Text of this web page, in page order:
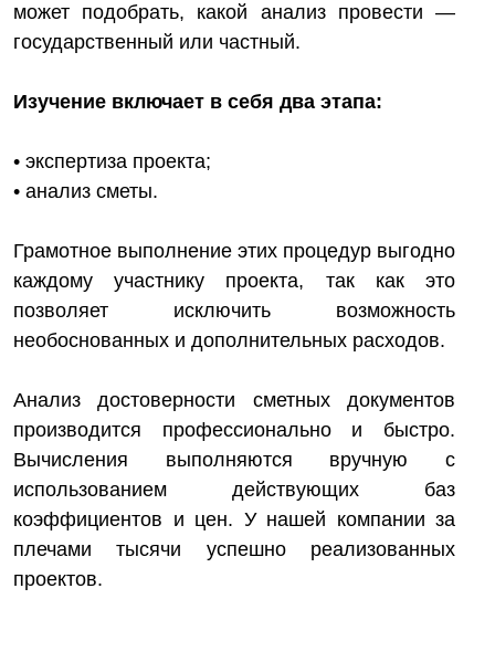
может подобрать, какой анализ провести —
государственный или частный.
Изучение включает в себя два этапа:
• экспертиза проекта;
• анализ сметы.
Грамотное выполнение этих процедур выгодно
каждому участнику проекта, так как это
позволяет исключить возможность
необоснованных и дополнительных расходов.
Анализ достоверности сметных документов
производится профессионально и быстро.
Вычисления выполняются вручную с
использованием действующих баз
коэффициентов и цен. У нашей компании за
плечами тысячи успешно реализованных
проектов.